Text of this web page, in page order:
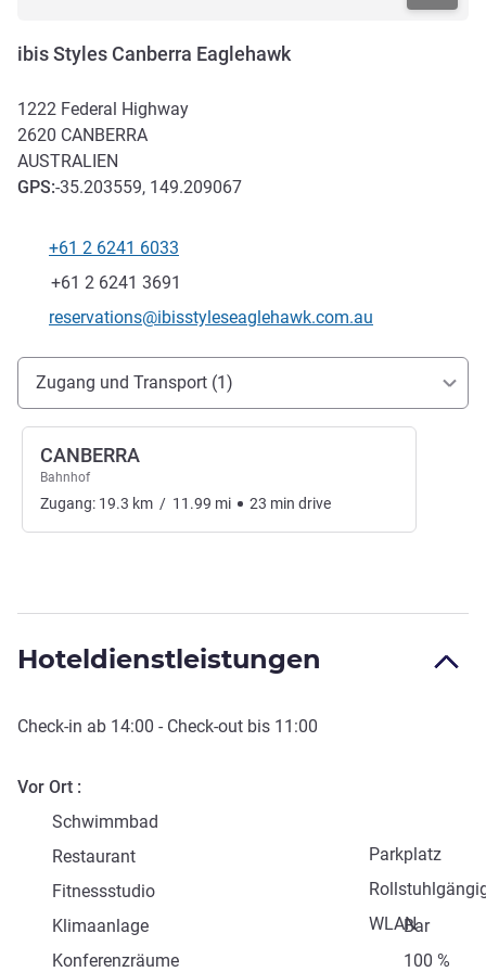
ibis Styles Canberra Eaglehawk
1222 Federal Highway
2620 CANBERRA
AUSTRALIEN
GPS:-35.203559, 149.209067
+61 2 6241 6033
Fax
+61 2 6241 3691
Kontakt-E-Mail
reservations@ibisstyleseaglehawk.com.au
Erreichbarkeit und Anbindung
Zugang und Transport (1)
CANBERRA
Bahnhof
Zugang: 19.3 km / 11.99 mi 23 min drive
Hoteldienstleistungen
Check-in ab 14:00 - Check-out bis 11:00
Vor Ort
Schwimmbad
Parkplatz
Restaurant
Fitnessstudio
WLAN
Klimaanlage
Bar
Konferenzräume
100 %